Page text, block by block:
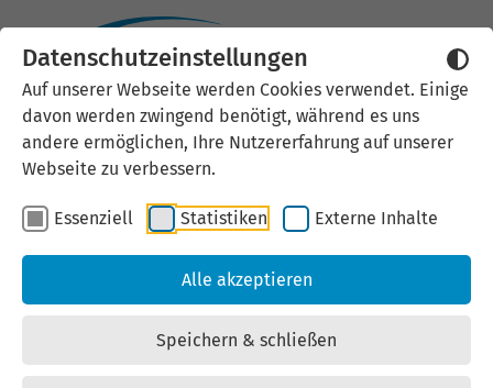
Datenschutzeinstellungen
Auf unserer Webseite werden Cookies verwendet. Einige
davon werden zwingend benötigt, während es uns
andere ermöglichen, Ihre Nutzererfahrung auf unserer
Webseite zu verbessern.
Essenziell Statistiken Externe Inhalte
Alle akzeptieren
Speichern & schließen
Externen Inhalt laden
Wir verwenden auf unserer
Website externe Inhalte, um Ihnen
zusätzliche Informationen
anzubieten. Einige externe Inhalte
(z.B. Google Maps, Youtube)
können persönliche Daten (z.B. IP-
Mit der Bestätigung erklären Sie